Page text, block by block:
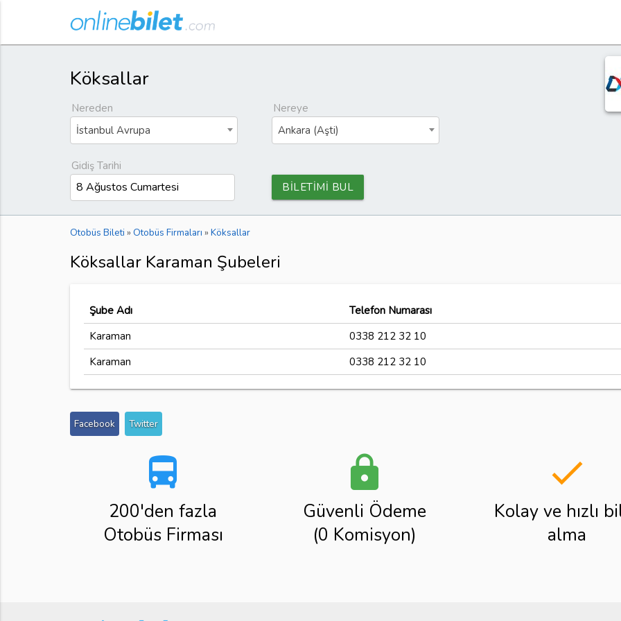
Köksallar
Nereden
İstanbul Avrupa
Nereye
Ankara (Aşti)
Gidiş Tarihi
BİLETİMİ BUL
Otobüs Bileti » Otobüs Firmaları » Köksallar
Köksallar Karaman Şubeleri
Şube Adı
Telefon Numarası
Karaman
0338 212 32 10
Karaman
0338 212 32 10
Facebook Twitter
directions_bus
200'den fazla
Otobüs Firması
lock
Güvenli Ödeme
(0 Komisyon)
done
Kolay ve hızlı
alma